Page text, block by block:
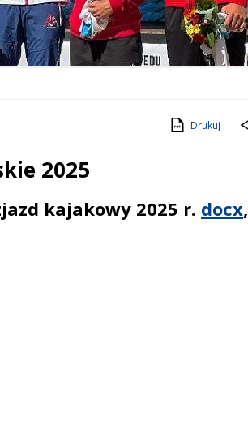
Drukuj
2025
kajakowy 2025 r. docx,